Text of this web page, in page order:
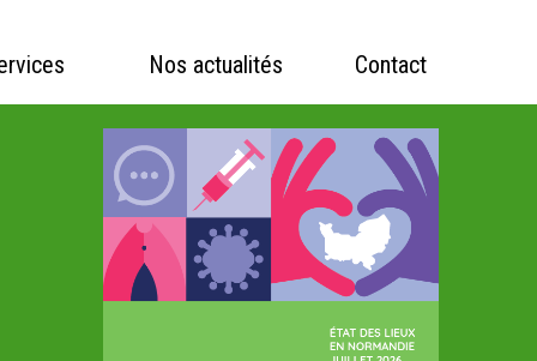
Nos actualités Contact